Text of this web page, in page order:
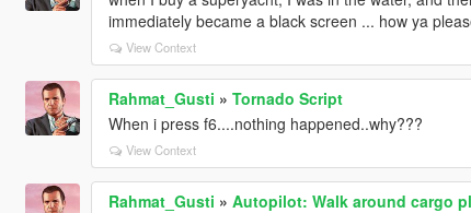
immediately became a black screen ... how ya
View Context
Rahmat_Gusti » Tornado Script
When i press f6....nothing happened..why???
View Context
Rahmat_Gusti » Autopilot: Walk around cargo